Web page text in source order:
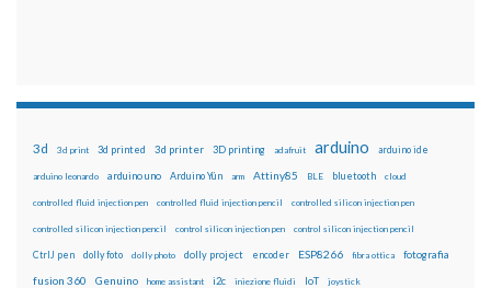
3d 3d print 3d printed 3d printer 3D printing adafruit arduino arduino ide
arduino leonardo arduino uno Arduino Yún arm Attiny85 BLE bluetooth cloud
controlled fluid injection pen controlled fluid injection pencil controlled silicon injection pen
controlled silicon injection pencil control silicon injection pen control silicon injection pencil
CtrlJ pen dolly foto dolly photo dolly project encoder ESP8266 fibra ottica fotografia
fusion 360 Genuino home assistant i2c iniezione fluidi IoT joystick